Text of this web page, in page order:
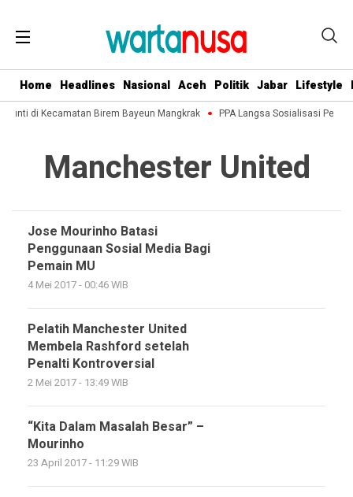
Home Headlines Nasional Aceh Politik Jabar Lifestyle
di Kecamatan Birem Bayeun Mangkrak PPA Langsa Sosialisasi
Manchester United
Jose Mourinho Batasi
Penggunaan Sosial Media Bagi
Pemain MU
4 Mei 2017 - 00:46 WIB
Pelatih Manchester United
Membela Rashford setelah
Penalti Kontroversial
2 Mei 2017 - 13:49 WIB
“Kita Dalam Masalah Besar” –
Mourinho
23 April 2017 - 11:29 WIB